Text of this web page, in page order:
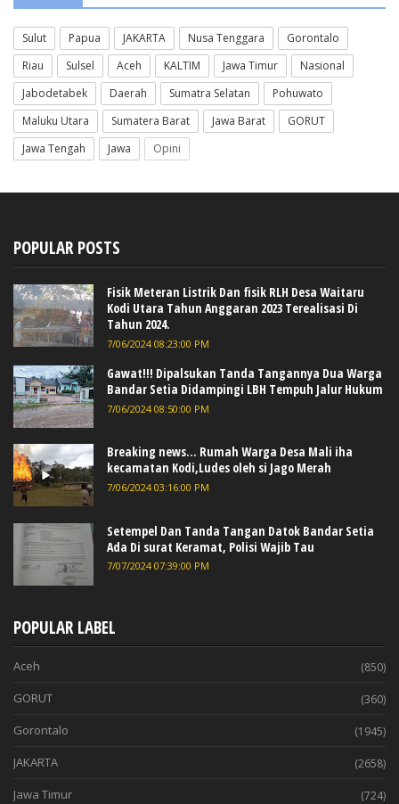
Sulut Papua JAKARTA Nusa Tenggara
Gorontalo
Riau
Sulsel Aceh KALTIM Jawa Timur
Nasional
Jabodetabek
Daerah Sumatra Selatan
Pohuwato
Maluku Utara
Sumatera Barat Jawa Barat
GORUT
Jawa Tengah
Jawa Opini
POPULAR POSTS
Fisik Meteran Listrik Dan fisik RLH Desa Waitaru
Kodi Utara Tahun Anggaran 2023 Terealisasi Di
Tahun 2024.
7/06/2024 08:23:00 PM
Gawat!!! Dipalsukan Tanda Tangannya Dua Warga
Bandar Setia Didampingi LBH Tempuh Jalur Hukum
7/06/2024 08:50:00 PM
Breaking news... Rumah Warga Desa Mali iha
kecamatan Kodi,Ludes oleh si Jago Merah
7/06/2024 03:16:00 PM
Setempel Dan Tanda Tangan Datok Bandar Setia
Ada Di surat Keramat, Polisi Wajib Tau
7/07/2024 07:39:00 PM
POPULAR LABEL
Aceh (850)
GORUT (360)
Gorontalo (1945)
JAKARTA (2658)
Jawa Timur (724)